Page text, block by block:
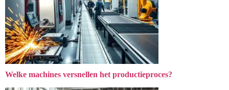
Welke machines versnellen het productieproces?